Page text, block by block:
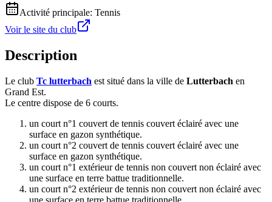
Activité principale: Tennis
Voir le site du club
Description
Le club Tc lutterbach est situé dans la ville de Lutterbach en
Grand Est.
Le centre dispose de 6 courts.
un court n°1 couvert de tennis couvert éclairé avec une
surface en gazon synthétique.
un court n°2 couvert de tennis couvert éclairé avec une
surface en gazon synthétique.
un court n°1 extérieur de tennis non couvert non éclairé avec
une surface en terre battue traditionnelle.
un court n°2 extérieur de tennis non couvert non éclairé avec
une surface en terre battue traditionnelle.